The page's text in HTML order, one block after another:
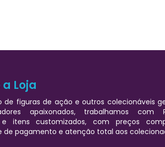
Loja
de figuras de ação e outros colecionáveis
apaixonados, trabalhamos com
e itens customizados, com preços
de pagamento e atenção total aos